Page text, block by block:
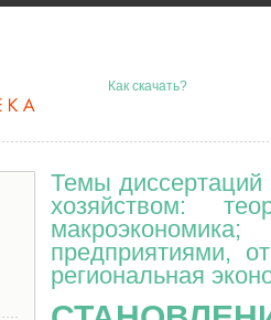
Как скачать?
Темы диссертаций
хозяйством:
предприятиями,
региональная